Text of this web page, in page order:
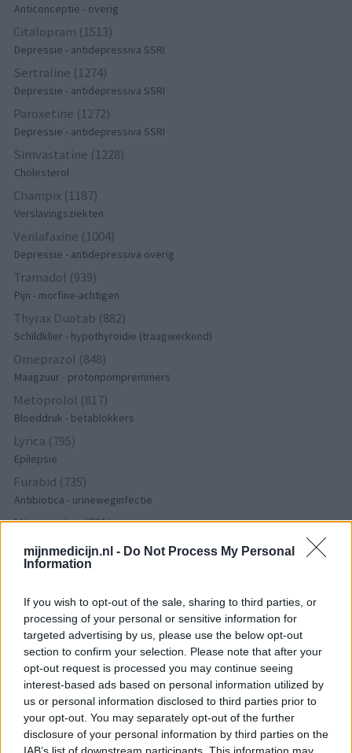
mijnmedicijn.nl - Do Not Process My Personal
Information
If you wish to opt-out of the sale, sharing to third parties, or
processing of your personal or sensitive information for
targeted advertising by us, please use the below opt-out
section to confirm your selection. Please note that after your
opt-out request is processed you may continue seeing
interest-based ads based on personal information utilized by
us or personal information disclosed to third parties prior to
your opt-out. You may separately opt-out of the further
disclosure of your personal information by third parties on the
IAB’s list of downstream participants. This information may
Anticonceptie - overig
Citalopram (1513)
Depressie - antidepressiva SSRI
Sertraline (1274)
Depressie - antidepressiva SSRI
Paroxetine (1272)
Depressie - antidepressiva SSRI
Simvastatine (1228)
Cholesterol
Champix (1187)
Verslavingsziekten
Venlafaxine (1004)
Depressie - antidepressiva overig
Tramadol (939)
Pijn - morfine-achtigen
Thyrax Duotab (882)
Schildklier - hypothyroidie (traagwerkend)
Omeprazol (848)
Maagzuur - protonpompremmers
Metoprolol (817)
Bloeddruk - betablokkers
Lyrica (795)
Epilepsie
Furabid (735)
Antibiotica - urineweginfectie
Mirtazapine (731)
Amitriptyline (699)
Efexor (665)
Depressie - antidepressiva overig
Ethinylestradiol / Levonorgestrel (656)
Anticonceptie - eenfase
Seroquel (647)
Psychose / schizofrenie - antipsychotica
Escitalopram (647)
Depressie - antidepressiva SSRI